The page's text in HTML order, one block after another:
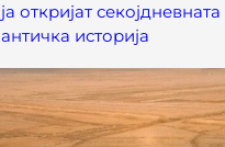
ја откријат секојдневната
античка историја